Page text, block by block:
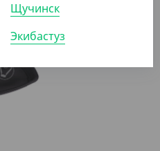
Щучинск
Экибастуз